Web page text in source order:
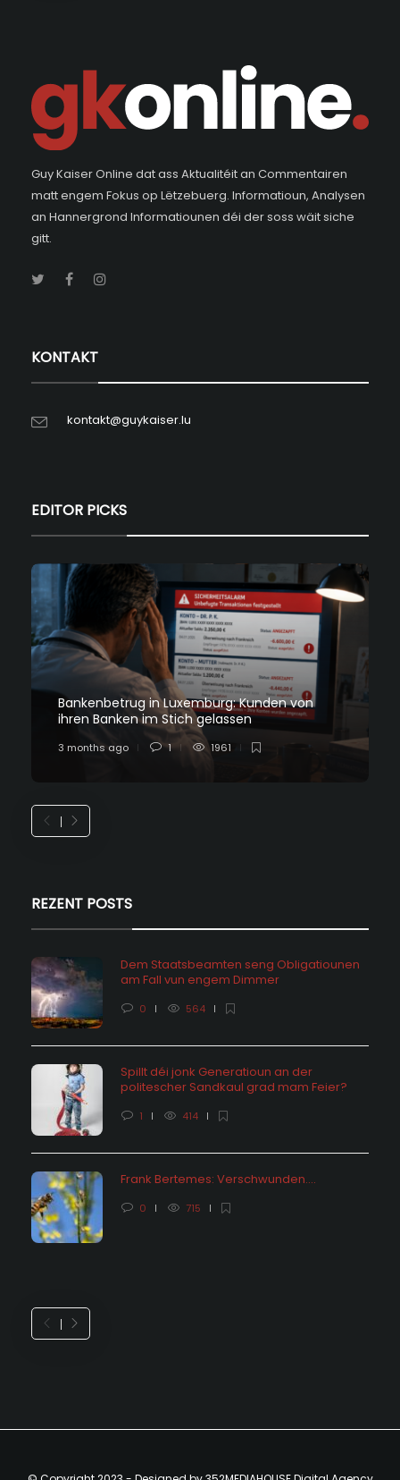
Guy Kaiser Online dat ass Aktualitéit an Commentairen
matt engem Fokus op Lëtzebuerg. Informatioun, Analysen
an Hannergrond Informatiounen déi der soss wäit siche
gitt.
KONTAKT
kontakt@guykaiser.lu
EDITOR PICKS
Bankenbetrug in Luxemburg: Kunden von
ihren Banken im Stich gelassen
3 months ago 1 1961
REZENT POSTS
Dem Staatsbeamten seng Obligatiounen
am Fall vun engem Dimmer
0 564
Spillt déi jonk Generatioun an der
politescher Sandkaul grad mam Feier?
1 414
Frank Bertemes: Verschwunden….
0 715